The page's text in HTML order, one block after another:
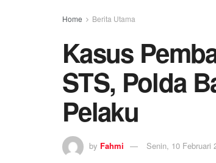
Home Berita Utama
Kasus
STS, Polda
Pelaku
by Fahmi Senin, 10 Februari